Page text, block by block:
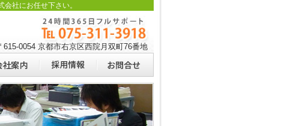
社にお任せ下さい。
615-0054 京都市右京区西院月双町76番地